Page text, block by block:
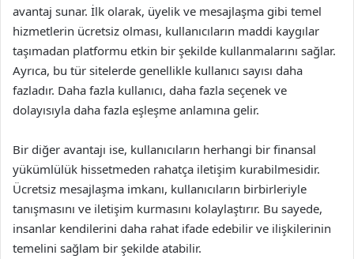
avantaj sunar. İlk olarak, üyelik ve mesajlaşma gibi temel
hizmetlerin ücretsiz olması, kullanıcıların maddi kaygılar
taşımadan platformu etkin bir şekilde kullanmalarını sağlar.
Ayrıca, bu tür sitelerde genellikle kullanıcı sayısı daha
fazladır. Daha fazla kullanıcı, daha fazla seçenek ve
dolayısıyla daha fazla eşleşme anlamına gelir.
Bir diğer avantajı ise, kullanıcıların herhangi bir finansal
yükümlülük hissetmeden rahatça iletişim kurabilmesidir.
Ücretsiz mesajlaşma imkanı, kullanıcıların birbirleriyle
tanışmasını ve iletişim kurmasını kolaylaştırır. Bu sayede,
insanlar kendilerini daha rahat ifade edebilir ve ilişkilerinin
temelini sağlam bir şekilde atabilir.